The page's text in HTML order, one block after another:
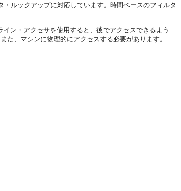
ルックアップに対応しています。時間ベースのフィルタ
ン・アクセサを使用すると、後でアクセスできるよう
、マシンに物理的にアクセスする必要があります。